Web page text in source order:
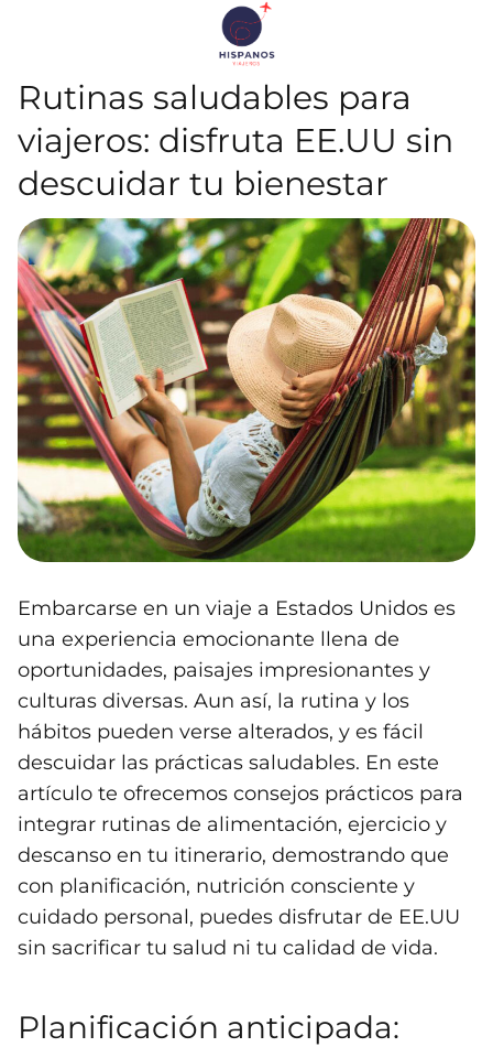
Rutinas saludables para
viajeros: disfruta EE.UU sin
descuidar tu bienestar
Embarcarse en un viaje a Estados Unidos es
una experiencia emocionante llena de
oportunidades, paisajes impresionantes y
culturas diversas. Aun así, la rutina y los
hábitos pueden verse alterados, y es fácil
descuidar las prácticas saludables. En este
artículo te ofrecemos consejos prácticos para
integrar rutinas de alimentación, ejercicio y
descanso en tu itinerario, demostrando que
con planificación, nutrición consciente y
cuidado personal, puedes disfrutar de EE.UU
sin sacrificar tu salud ni tu calidad de vida.
Planificación anticipada: